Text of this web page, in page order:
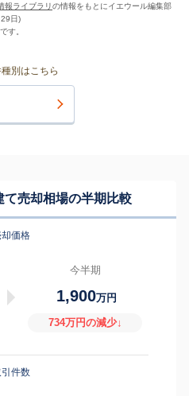
報ライブラリの情報をもとにイエウール編集部
日)
す。
別はこちら
て売却相場の半期比較
価格
今半期
1,900万円
734万円の減少↓
件数